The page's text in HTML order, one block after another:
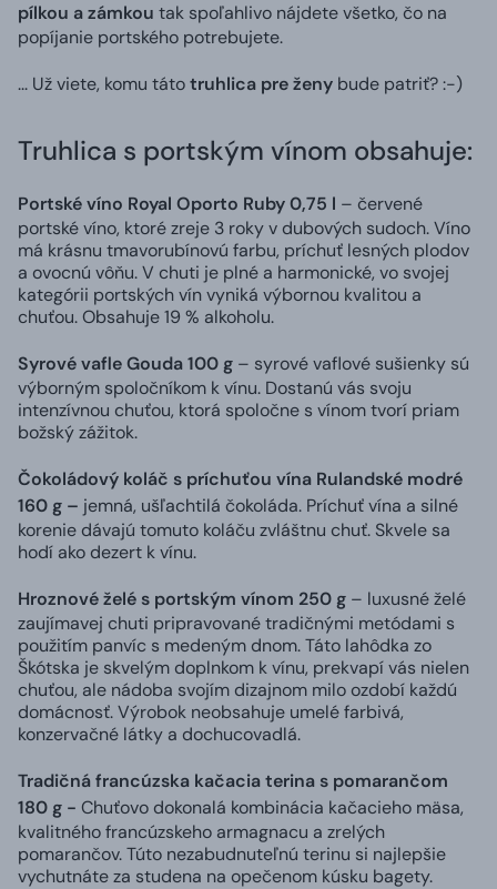
pílkou a zámkou tak spoľahlivo nájdete všetko, čo na
popíjanie portského potrebujete.
... Už viete, komu tátotruhlica pre ženy bude patriť? :-)
Truhlica s portským vínom obsahuje:
Portské víno Royal Oporto Ruby 0,75 l – červené
portské víno, ktoré zreje 3 roky v dubových sudoch. Víno
má krásnu tmavorubínovú farbu, príchuť lesných plodov
a ovocnú vôňu. V chuti je plné a harmonické, vo svojej
kategórii portských vín vyniká výbornou kvalitou a
chuťou. Obsahuje 19 % alkoholu.
Syrové vafle Gouda 100 g – syrové vaflové sušienky sú
výborným spoločníkom k vínu. Dostanú vás svoju
intenzívnou chuťou, ktorá spoločne s vínom tvorí priam
božský zážitok.
Čokoládový koláč s príchuťou vína Rulandské modré
160 g – jemná, ušľachtilá čokoláda. Príchuť vína a silné
korenie dávajú tomuto koláču zvláštnu chuť. Skvele sa
hodí ako dezert k vínu.
Hroznové želé s portským vínom 250 g – luxusné želé
zaujímavej chuti pripravované tradičnými metódami s
použitím panvíc s medeným dnom. Táto lahôdka zo
Škótska je skvelým doplnkom k vínu, prekvapí vás nielen
chuťou, ale nádoba svojím dizajnom milo ozdobí každú
domácnosť. Výrobok neobsahuje umelé farbivá,
konzervačné látky a dochucovadlá.
Tradičná francúzska kačacia terina s pomarančom
180 g - Chuťovo dokonalá kombinácia kačacieho mäsa,
kvalitného francúzskeho armagnacu a zrelých
pomarančov. Túto nezabudnuteľnú terinu si najlepšie
vychutnáte za studena na opečenom kúsku bagety.